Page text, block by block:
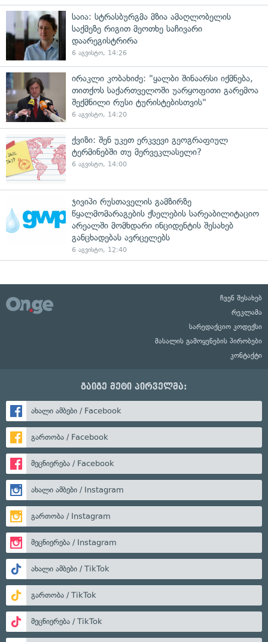
საია: სტრასბურგმა მზია ამაღლობელის
საქმეზე რიგით მეოთხე საჩივარი
დაარეგისტრირა
6 აგვისტო, 14:26
ირაკლი კობახიძე: "ყალბი შინაარსი იქმნება,
თითქოს საქართველოში უარყოფითი გარემოა
შექმნილი რუსი ტურისტებისთვის"
6 აგვისტო, 14:20
ქვიზი: შენ უკეთ ერკვევი გეოგრაფიულ
ტერმინებში თუ მერვეკლასელი?
6 აგვისტო, 14:00
ჯივიპი რუსთაველის გამზირზე
წყალმომარაგების ქსელების სარეაბილიტაციო
არეალში მომხდარი ინციდენტის შესახებ
განცხადებას ავრცელებს
6 აგვისტო, 12:40
ჩვენ შესახებ
რეკლამა
სარედაქციო კოდექსი
მასალის გამოყენების პირობები
კონტაქტი
გაიგე მეტი პირველმა:
ახალი ამბები / Facebook
გართობა / Facebook
მეცნიერება / Facebook
ახალი ამბები / Instagram
გართობა / Instagram
მეცნიერება / Instagram
ახალი ამბები / TikTok
გართობა / TikTok
მეცნიერება / TikTok